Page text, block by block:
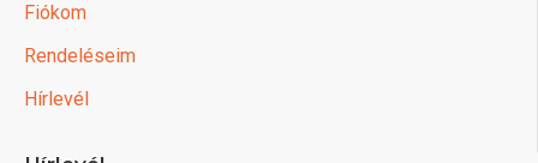
Fiókom
Rendeléseim
Hírlevél